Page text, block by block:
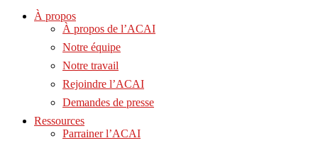
À propos
À propos de l’ACAI
Notre équipe
Notre travail
Rejoindre l’ACAI
Demandes de presse
Ressources
Parrainer l’ACAI